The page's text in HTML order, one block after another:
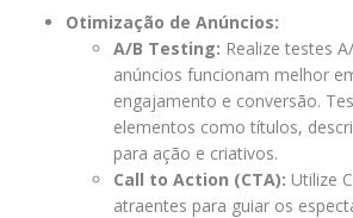
Otimização de Anúncios:
A/B Testing: Realize testes
anúncios funcionam melhor
engajamento e conversão.
elementos como títulos,
para ação e criativos.
Call to Action (CTA): Utilize
atraentes para guiar os